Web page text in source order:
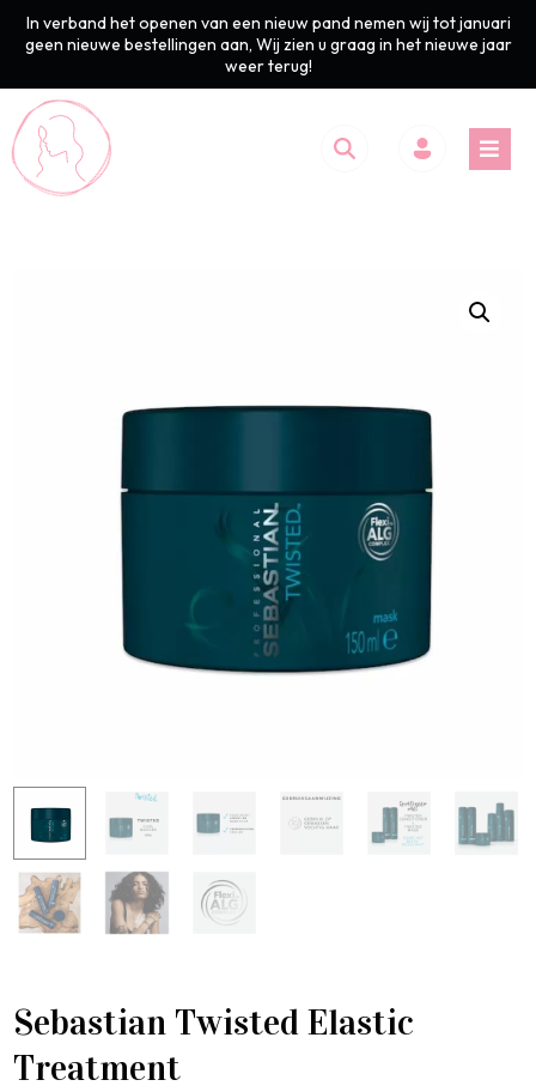
In verband het openen van een nieuw pand nemen wij tot januari
geen nieuwe bestellingen aan, Wij zien u graag in het nieuwe jaar
weer terug!
Sebastian Twisted Elastic
Treatment